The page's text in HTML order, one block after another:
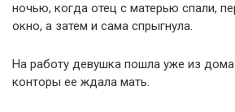
ночью, когда отец с матерью спали,
окно, а затем и сама спрыгнула.
На работу девушка пошла уже из
конторы ее ждала мать.